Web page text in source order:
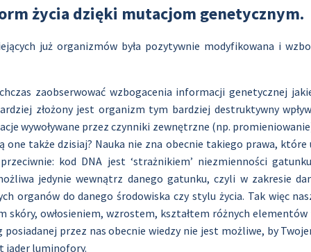
życia dzięki mutacjom genetycznym.
już organizmów była pozytywnie modyfikowana i
zaobserwować wzbogacenia informacji genetycznej
złożony jest organizm tym bardziej destruktywny
wywoływane przez czynniki zewnętrzne (np.
także dzisiaj? Nauka nie zna obecnie takiego prawa, które
kod DNA jest ‘strażnikiem’ niezmienności
jedynie wewnątrz danego gatunku, czyli w zakresie
organów do danego środowiska czy stylu życia. Tak więc
owłosieniem, wzrostem, kształtem różnych
przez nas obecnie wiedzy nie jest możliwe, by
jąder luminofory.